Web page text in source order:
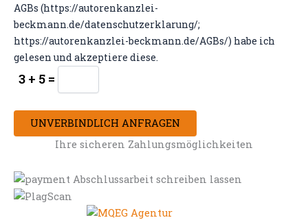
AGBs (https://autorenkanzlei-
beckmann.de/datenschutzerklarung/;
https://autorenkanzlei-beckmann.de/AGBs/) habe ich
gelesen und akzeptiere diese.
3 + 5 =
UNVERBINDLICH ANFRAGEN
Ihre sicheren Zahlungsmöglichkeiten